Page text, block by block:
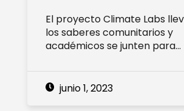
El proyecto Climate Labs
los saberes comunitarios y
académicos se junten para…
junio 1, 2023